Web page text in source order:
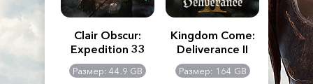
Creed
Clair Obscur:
Expedition 33
Размер: 44.9 GB
Kingdom Come:
Deliverance II
Размер: 164 GB
The